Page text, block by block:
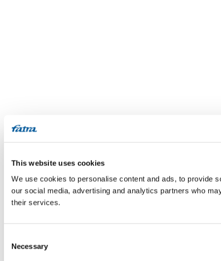
This website uses cookies
We use cookies to personalise content and ads, to provide
our social media, advertising and analytics partners who
their services.
Selection
Necessary